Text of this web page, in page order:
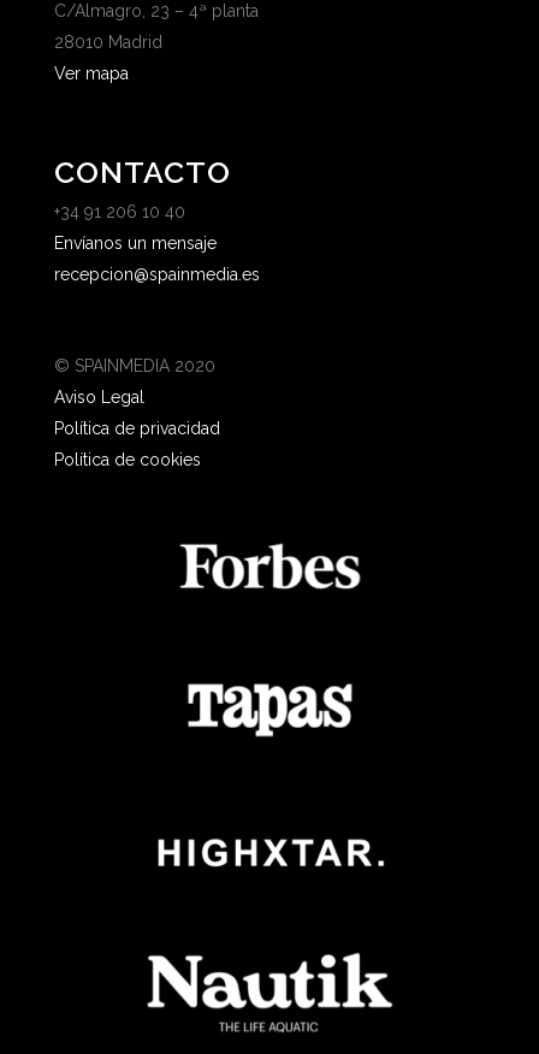
C/Almagro, 23 – 4ª planta
28010 Madrid
Ver mapa
CONTACTO
+34 91 206 10 40
Envíanos un mensaje
recepcion@spainmedia.es
© SPAINMEDIA 2020
Aviso Legal
Política de privacidad
Política de cookies